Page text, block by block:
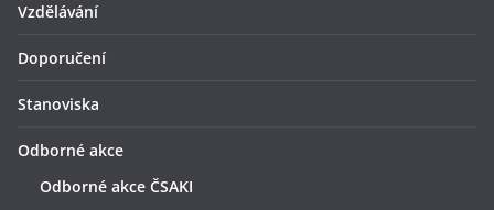
Vzdělávání
Doporučení
Stanoviska
Odborné akce
Odborné akce ČSAKI